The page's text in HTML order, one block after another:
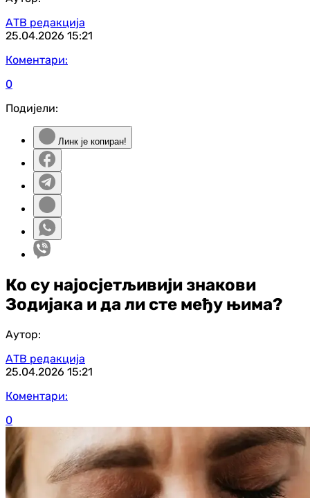
АТВ редакција
25.04.2026 15:21
Коментари:
0
Подијели:
Линк је копиран!
Ко су најосјетљивији знакови
Зодијака и да ли сте међу њима?
Аутор:
АТВ редакција
25.04.2026 15:21
Коментари:
0